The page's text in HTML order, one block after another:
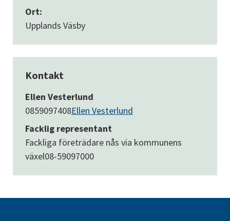
Ort:
Upplands Väsby
Kontakt
Ellen Vesterlund
0859097408Ellen Vesterlund
Facklig representant
Fackliga företrädare nås via kommunens
växel08-59097000